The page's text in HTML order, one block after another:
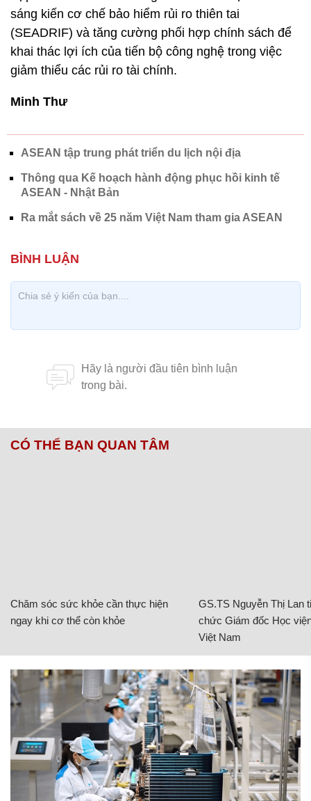
sáng kiến cơ chế bảo hiểm rủi ro thiên tai
(SEADRIF) và tăng cường phối hợp chính sách để
khai thác lợi ích của tiến bộ công nghệ trong việc
giảm thiểu các rủi ro tài chính.
Minh Thư
ASEAN tập trung phát triển du lịch nội địa
Thông qua Kế hoạch hành động phục hồi kinh tế
ASEAN - Nhật Bản
Ra mắt sách về 25 năm Việt Nam tham gia ASEAN
CÓ THỂ BẠN QUAN TÂM
Chăm sóc sức khỏe cần thực hiện
ngay khi cơ thể còn khỏe
GS.TS Nguyễn Thị Lan
chức Giám đốc Học
Việt Nam